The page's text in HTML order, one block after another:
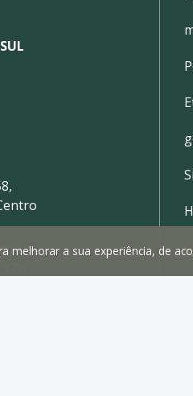
melhorar a sua experiência, de